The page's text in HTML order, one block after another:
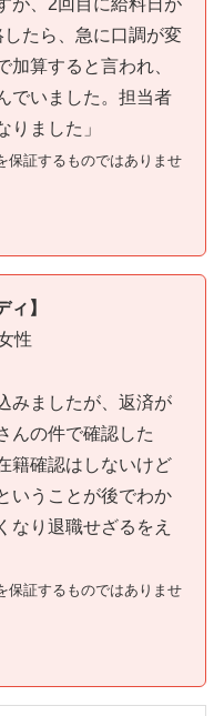
たら、急に口調が変
加算すると言われ、
でいました。担当者
りました」
保証するものではありませ
】
性
みましたが、返済が
んの件で確認した
籍確認はしないけど
いうことが後でわか
なり退職せざるをえ
保証するものではありませ